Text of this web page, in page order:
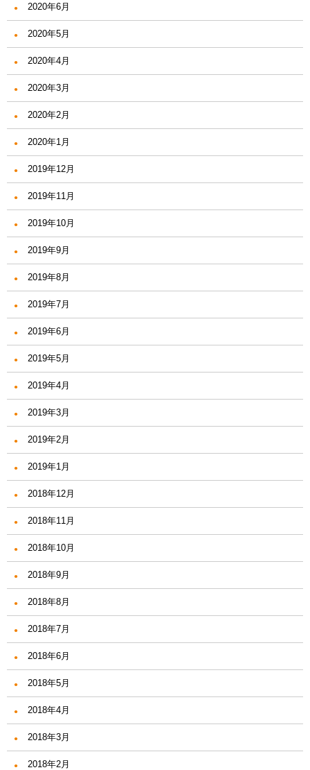
2020年6月
2020年5月
2020年4月
2020年3月
2020年2月
2020年1月
2019年12月
2019年11月
2019年10月
2019年9月
2019年8月
2019年7月
2019年6月
2019年5月
2019年4月
2019年3月
2019年2月
2019年1月
2018年12月
2018年11月
2018年10月
2018年9月
2018年8月
2018年7月
2018年6月
2018年5月
2018年4月
2018年3月
2018年2月